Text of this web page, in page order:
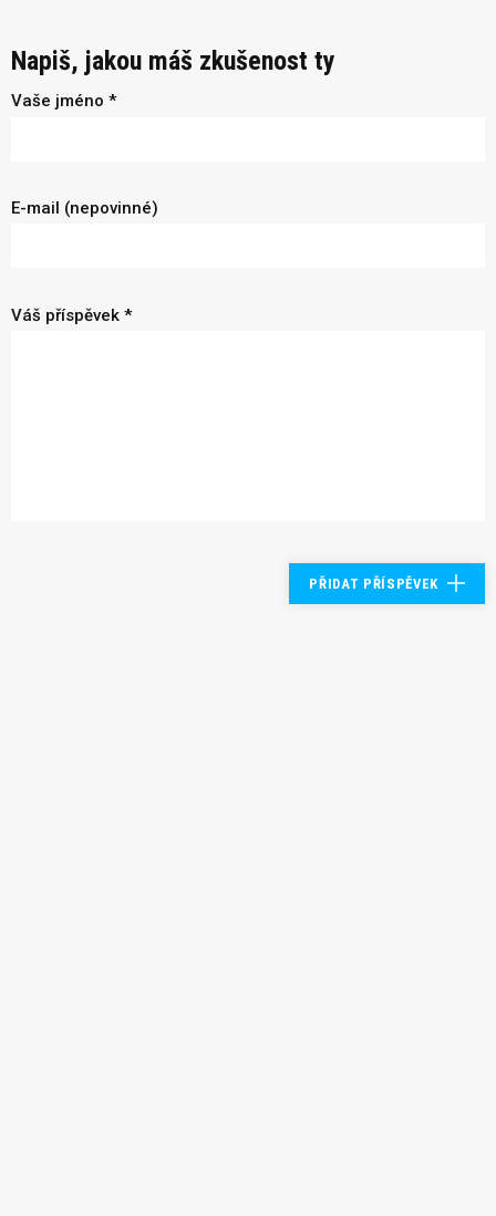
Napiš, jakou máš zkušenost ty
Vaše jméno *
E-mail (nepovinné)
Váš příspěvek *
PŘIDAT PŘÍSPĚVEK